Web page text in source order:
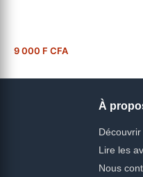
9 000 F CFA
À
Lire les
Nous